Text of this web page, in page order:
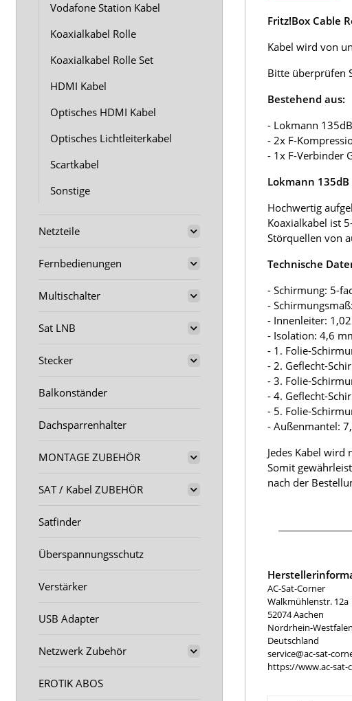
Fritz!Box Cable
Kabel wird von
Bitte überprüfen
Bestehend aus:
- Lokmann
- 2x F-
- 1x F-Verbinder
Lokmann
Hochwertig
Koaxialkabel ist
Störquellen von
Technische
- Schirmung: 5-
-
- Innenleiter:
- Isolation: 4,6
- 1. Folie-
- 2. Geflecht-
- 3. Folie-
- 4. Geflecht-
- 5. Folie-
- Außenmantel:
Jedes Kabel
Somit
nach der
AC-Sat-Corner
Walkmühlenstr. 12a
52074 Aachen
Nordrhein-Westfalen
Deutschland
service@ac-sat-
https://www.ac-sat-
Vodafone Station Kabel
Koaxialkabel Rolle
Koaxialkabel Rolle Set
HDMI Kabel
Optisches HDMI Kabel
Optisches Lichtleiterkabel
Scartkabel
Sonstige
Netzteile
Fernbedienungen
Multischalter
Sat LNB
Stecker
Balkonständer
Dachsparrenhalter
MONTAGE ZUBEHÖR
SAT / Kabel ZUBEHÖR
Satfinder
Überspannungsschutz
Verstärker
USB Adapter
Netzwerk Zubehör
EROTIK ABOS